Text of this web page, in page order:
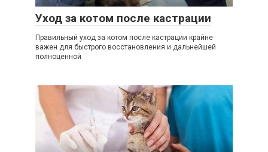
Уход за котом после кастрации
Правильный уход за котом после кастрации крайне
важен для быстрого восстановления и дальнейшей
полноценной